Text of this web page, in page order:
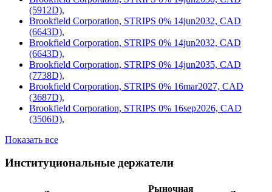
(5912D),
Brookfield Corporation, STRIPS 0% 14jun2032, CAD
(6643D),
Brookfield Corporation, STRIPS 0% 14jun2032, CAD
(6643D),
Brookfield Corporation, STRIPS 0% 14jun2035, CAD
(7738D),
Brookfield Corporation, STRIPS 0% 16mar2027, CAD
(3687D),
Brookfield Corporation, STRIPS 0% 16sep2026, CAD
(3506D),
Показать все
Институциональные держатели
Рыночная